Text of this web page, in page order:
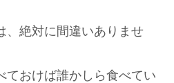
、絶対に間違いありませ
ておけば誰かしら食べてい